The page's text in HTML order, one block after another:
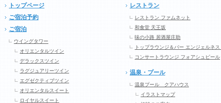
トップページ
ご宿泊予約
ご宿泊
ウイングタワー
オリエンタルツイン
デラックスツイン
ラグジュアリーツイン
エグゼクティブツイン
オリエンタルスイート
ロイヤルスイート
レストラン
レストラン ファムネット
和食堂 天王坂
味の小路 居酒屋庄助
トップラウンジ＆バー エンジェルネス
コンサートラウンジ フォアシュピール
温泉・プール
温泉プール クアハウス
イラストマップ